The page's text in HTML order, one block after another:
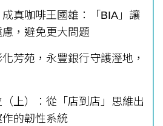
真咖啡王國雄：「BIA」讓
，避免更大問題
芳苑，永豐銀行守護溼地，
上）：從「店到店」思維出
的韌性系統